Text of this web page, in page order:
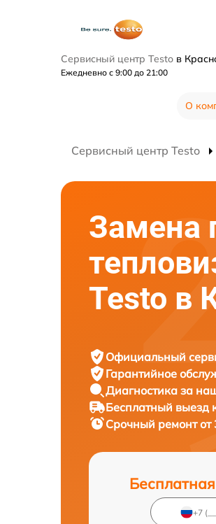
Сервисный центр Testo в
Ежедневно с 9:00 до 21:00
О
Сервисный центр Testo
Замена
Testo в
Официальный
Гарантийное
Диагностика за
Бесплатный выезд
Срочный ремонтот